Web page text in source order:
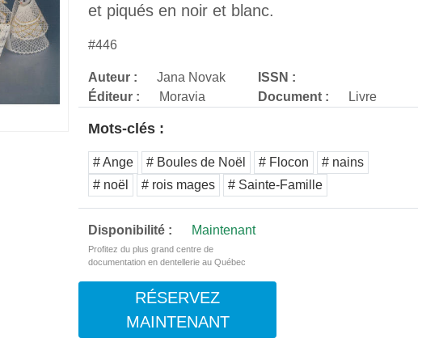
et piqués en noir et blanc.
#446
Auteur :
Jana Novak
Éditeur :
Moravia
ISSN :
Document :
Livre
Mots-clés :
# Ange # Boules de Noël # Flocon
# nains
# noël
# rois mages # Sainte-Famille
Disponibilité : Maintenant
Profitez du plus grand centre de
documentation en dentellerie au Québec
RÉSERVEZ
MAINTENANT